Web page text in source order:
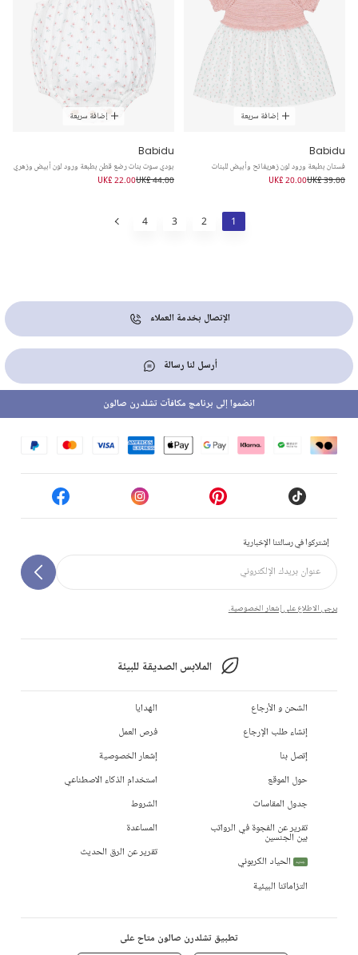
إضافة سريعة
Babidu
فستان بطبعة ورود لون زهريفاتح وأبيض للبنات
UK£ 39.00
UK£ 20.00
إضافة سريعة
Babidu
بودي سوت بنات رضع قطن بطبعة ورود لون أبيض وزهري
UK£ 44.00
UK£ 22.00
1
2
3
4
الإتصال بخدمة العملاء
أرسل لنا رسالة
إشتركوا في رسالتنا الإخبارية
يرجى الاطلاع على إشعار الخصوصية.
الملابس الصديقة للبيئة
انضموا إلى برنامج مكافآت تشلدرن صالون
الشحن و الأرجاع
إنشاء طلب الإرجاع
إتصل بنا
حول الموقع
جدول المقاسات
تقرير عن الفجوة في الرواتب
بين الجنسين
جديد
الحياد الكربوني
التزاماتنا البيئية
الهدايا
فرص العمل
إشعار الخصوصية
استخدام الذكاء الاصطناعي
الشروط
المساعدة
تقرير عن الرق الحديث
تطبيق تشلدرن صالون متاح على